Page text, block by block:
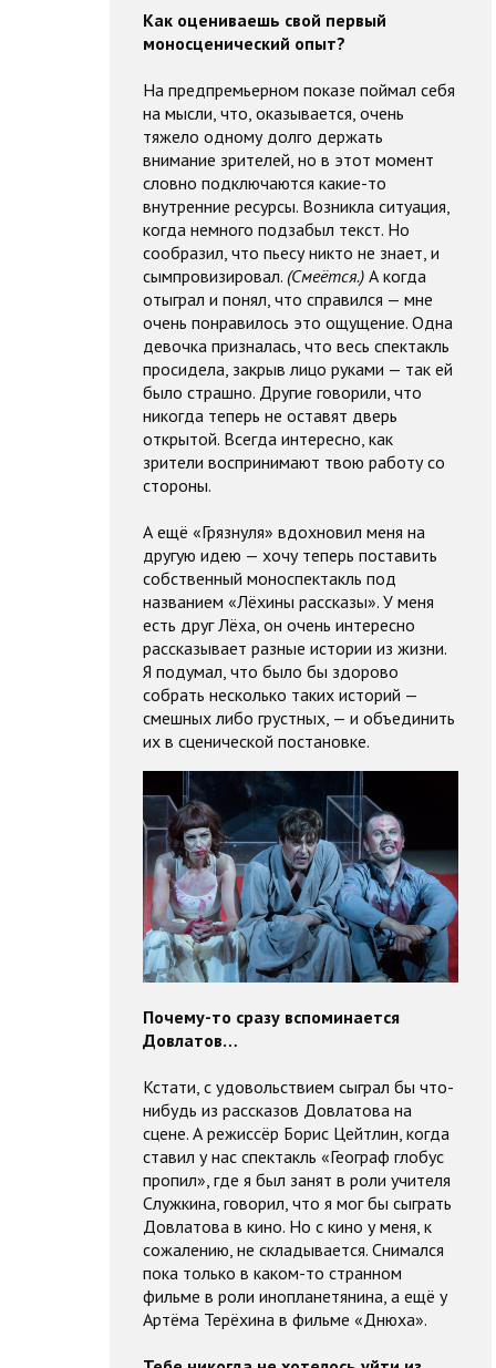
Как оцениваешь свой первый
моносценический опыт?
На предпремьерном показе поймал себя
на мысли, что, оказывается, очень
тяжело одному долго держать
внимание зрителей, но в этот момент
словно подключаются какие-то
внутренние ресурсы. Возникла ситуация,
когда немного подзабыл текст. Но
сообразил, что пьесу никто не знает, и
сымпровизировал. (Смеётся.)А когда
отыграл и понял, что справился — мне
очень понравилось это ощущение. Одна
девочка призналась, что весь спектакль
просидела, закрыв лицо руками — так ей
было страшно. Другие говорили, что
никогда теперь не оставят дверь
открытой. Всегда интересно, как
зрители воспринимают твою работу со
стороны.
А ещё «Грязнуля» вдохновил меня на
другую идею — хочу теперь поставить
собственный моноспектакль под
названием «Лёхины рассказы». У меня
есть друг Лёха, он очень интересно
рассказывает разные истории из жизни.
Я подумал, что было бы здорово
собрать несколько таких историй —
смешных либо грустных, — и объединить
их в сценической постановке.
Почему-то сразу вспоминается
Довлатов…
Кстати, с удовольствием сыграл бы что-
нибудь из рассказов Довлатова на
сцене. А режиссёр Борис Цейтлин, когда
ставил у нас спектакль «Географ глобус
пропил», где я был занят в роли учителя
Служкина, говорил, что я мог бы сыграть
Довлатова в кино. Но с кино у меня, к
сожалению, не складывается. Снимался
пока только в каком-то странном
фильме в роли инопланетянина, а ещё у
Артёма Терёхина в фильме «Днюха».